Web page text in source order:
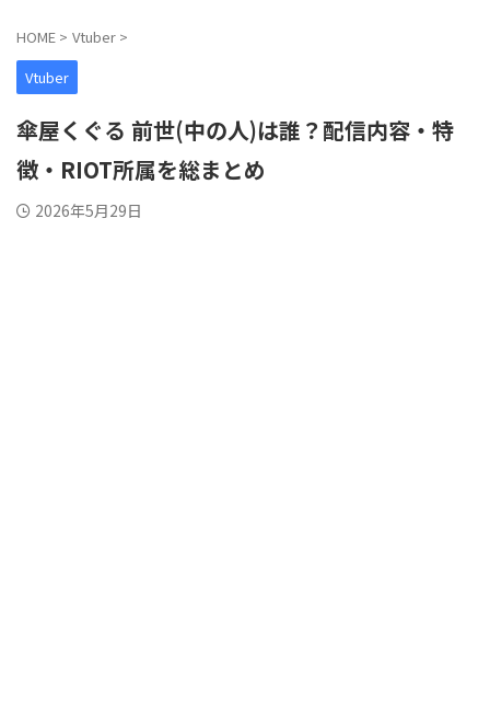
HOME > Vtuber >
Vtuber
傘屋くぐる 前世(中の人)は誰？配信内容・特
徴・RIOT所属を総まとめ
2026年5月29日